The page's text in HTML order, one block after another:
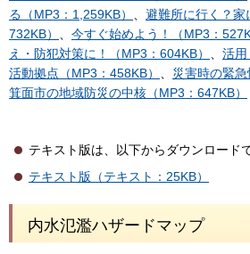
る（MP3：1,259KB）
避難所に行く？家
732KB）
今すぐ始めよう！（MP3：
え・防犯対策に！（MP3：604KB）
活用
活動拠点（MP3：458KB）
災害時の緊急
箕面市の地域防災の中核（MP3：647KB）
テキスト版は、以下からダウンロード
テキスト版（テキスト：25KB）
内水氾濫ハザードマップ